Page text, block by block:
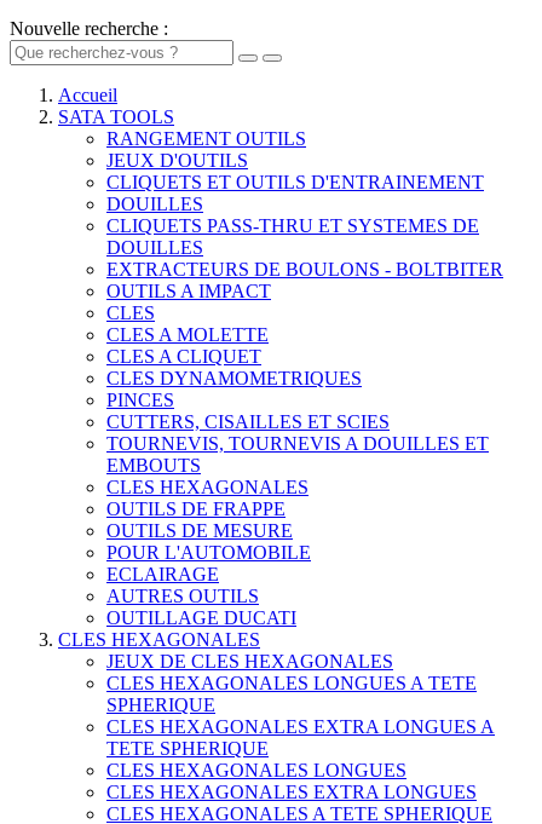
Nouvelle recherche :
Accueil
SATA TOOLS
RANGEMENT OUTILS
JEUX D'OUTILS
CLIQUETS ET OUTILS D'ENTRAINEMENT
DOUILLES
CLIQUETS PASS-THRU ET SYSTEMES DE
DOUILLES
EXTRACTEURS DE BOULONS - BOLTBITER
OUTILS A IMPACT
CLES
CLES A MOLETTE
CLES A CLIQUET
CLES DYNAMOMETRIQUES
PINCES
CUTTERS, CISAILLES ET SCIES
TOURNEVIS, TOURNEVIS A DOUILLES ET
EMBOUTS
CLES HEXAGONALES
OUTILS DE FRAPPE
OUTILS DE MESURE
POUR L'AUTOMOBILE
ECLAIRAGE
AUTRES OUTILS
OUTILLAGE DUCATI
CLES HEXAGONALES
JEUX DE CLES HEXAGONALES
CLES HEXAGONALES LONGUES A TETE
SPHERIQUE
CLES HEXAGONALES EXTRA LONGUES A
TETE SPHERIQUE
CLES HEXAGONALES LONGUES
CLES HEXAGONALES EXTRA LONGUES
CLES HEXAGONALES A TETE SPHERIQUE